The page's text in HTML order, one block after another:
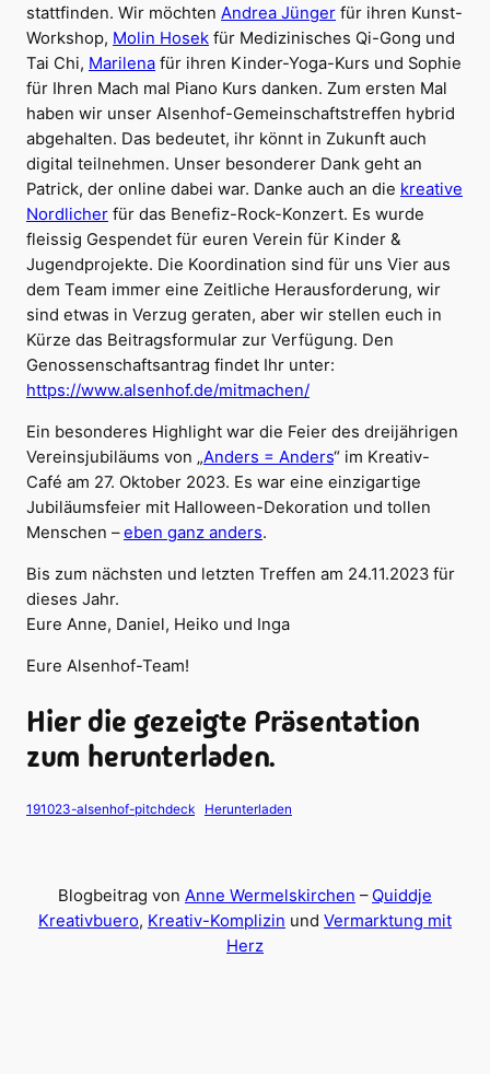
stattfinden. Wir möchten Andrea Jünger für ihren Kunst-
Workshop, Molin Hosek für Medizinisches Qi-Gong und
Tai Chi, Marilena für ihren Kinder-Yoga-Kurs und Sophie
für Ihren Mach mal Piano Kurs danken. Zum ersten Mal
haben wir unser Alsenhof-Gemeinschaftstreffen hybrid
abgehalten. Das bedeutet, ihr könnt in Zukunft auch
digital teilnehmen. Unser besonderer Dank geht an
Patrick, der online dabei war. Danke auch an die kreative
Nordlicher für das Benefiz-Rock-Konzert. Es wurde
fleissig Gespendet für euren Verein für Kinder &
Jugendprojekte. Die Koordination sind für uns Vier aus
dem Team immer eine Zeitliche Herausforderung, wir
sind etwas in Verzug geraten, aber wir stellen euch in
Kürze das Beitragsformular zur Verfügung. Den
Genossenschaftsantrag findet Ihr unter:
https://www.alsenhof.de/mitmachen/
Ein besonderes Highlight war die Feier des dreijährigen
Vereinsjubiläums von „Anders = Anders“ im Kreativ-
Café am 27. Oktober 2023. Es war eine einzigartige
Jubiläumsfeier mit Halloween-Dekoration und tollen
Menschen –eben ganz anders.
Bis zum nächsten und letzten Treffen am 24.11.2023 für
dieses Jahr.
Eure Anne, Daniel, Heiko und Inga
Eure Alsenhof-Team!
Hier die gezeigte Präsentation
zum herunterladen.
191023-alsenhof-pitchdeck Herunterladen
Blogbeitrag von Anne Wermelskirchen – Quiddje
Kreativbuero, Kreativ-Komplizin und Vermarktung mit
Herz